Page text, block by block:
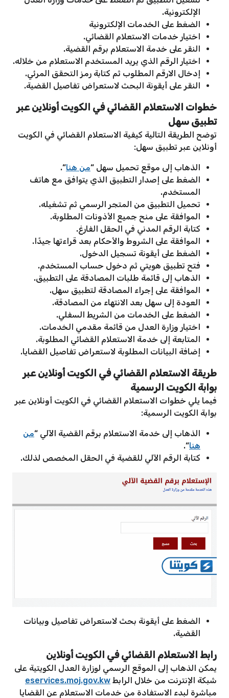
الإلكترونية.
الضغط على الخدمات الإلكترونية
اختيار خدمات الاستعلام القضائي.
النقر على خدمة الاستعلام برقم القضية.
اختيار الرقم الذي يريد المستخدم الاستعلام من خلاله.
إدخال الارقم المطلوب ثم كتابة رمز التحقق المرئي.
النقر على أيقونة البحث لاستعراض تفاصيل القضية.
خطوات الاستعلام القضائي في الكويت أونلاين عبر
تطبيق سهل
توضح الطريقة التالية كيفية الاستعلام القضائي في الكويت
أونلاين عبر تطبيق سهل:
الذهاب إلى موقع تحميل سهل “من هنا“.
الضغط على إصدار التطبيق الذي يتوافق مع هاتف
المستخدم.
تحميل التطبيق من المتجر الرسمي ثم تشغيله.
الموافقة على منح جميع الأذونات المطلوبة.
كتابة الرقم المدني في الحقل الفارغ.
الموافقة على الشروط والأحكام بعد قراءتها جيدًا.
الضغط على أيقونة تسجيل الدخول.
فتح تطبيق هويتي ثم دخول حساب المستخدم.
الذهاب إلى قائمة طلبات المصادقة على التطبيق.
الموافقة على إجراء المصادقة لتطبيق سهل.
العودة إلى سهل بعد الانتهاء من المصادقة.
الضغط على الخدمات من الشريط السفلي.
اختيار وزارة العدل من قائمة مقدمي الخدمات.
المتابعة إلى خدمة الاستعلام القضائي المطلوبة.
إضافة البيانات المطلوبة لاستعراض تفاصيل القضايا.
طريقة الاستعلام القضائي في الكويت أونلاين عبر
بوابة الكويت الرسمية
فيما يلي خطوات الاستعلام القضائي في الكويت أونلاين عبر
بوابة الكويت الرسمية:
الذهاب إلى خدمة الاستعلام برقم القضية الآلي “من
هنا“.
كتابة الرقم الآلي للقضية في الحقل المخصص لذلك.
الضغط على أيقونة بحث لاستعراض تفاصيل وبيانات
القضية.
رابط الاستعلام القضائي في الكويت أونلاين
يمكن الذهاب إلى الموقع الرسمي لوزارة العدل الكويتية على
شبكة الإنترنت من خلال الرابط eservices.moj.gov.kw
مباشرة لبدء الاستفادة من خدمات الاستعلام عن القضايا